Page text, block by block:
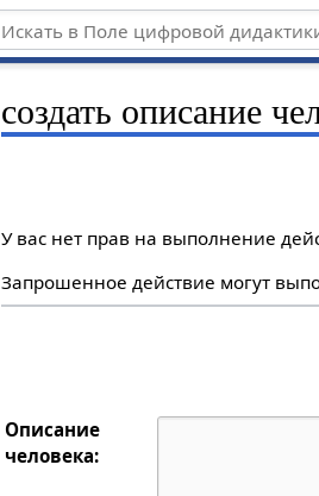
создать описание
У вас нет прав на выполнение
Запрошенное действие могут
Описание
человека: